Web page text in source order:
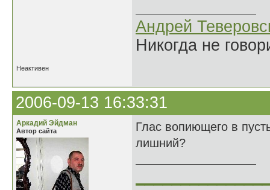
Андрей
Никогда не
Неактивен
2006-09-13 16:33:31
Аркадий Эйдман
Автор сайта
Глас вопиющего в
лишний?